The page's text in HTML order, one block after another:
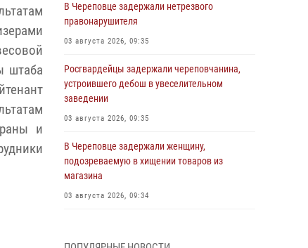
штаба
и
В Череповце задержали нетрезвого
правонарушителя
03 августа 2026, 09:35
Росгвардейцы задержали череповчанина,
устроившего дебош в увеселительном
заведении
03 августа 2026, 09:35
В Череповце задержали женщину,
подозреваемую в хищении товаров из
магазина
03 августа 2026, 09:34